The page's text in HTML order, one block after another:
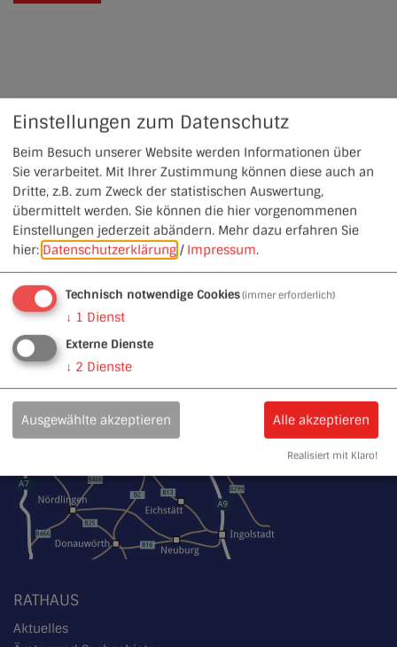
RATHAUS
Aktuelles
Einstellungen zum Datenschutz
Beim Besuch unserer Website werden Informationen über
Sie verarbeitet. Mit Ihrer Zustimmung können diese auch an
Dritte, z.B. zum Zweck der statistischen Auswertung,
übermittelt werden. Sie können die hier vorgenommenen
Einstellungen jederzeit abändern. Mehr dazu erfahren Sie
hier: Datenschutzerklärung / Impressum.
Technisch notwendige Cookies(immer erforderlich)
↓ 1 Dienst
Externe Dienste
↓ 2 Dienste
Ausgewählte akzeptieren Alle akzeptieren
Realisiert mit Klaro!